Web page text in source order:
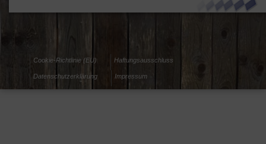
Cookie-Richtlinie (EU) Haftungsausschluss
Datenschutzerklärung Impressum